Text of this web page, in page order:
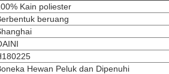
Kain poliester
beruang
Hewan Peluk dan Dipenuhi